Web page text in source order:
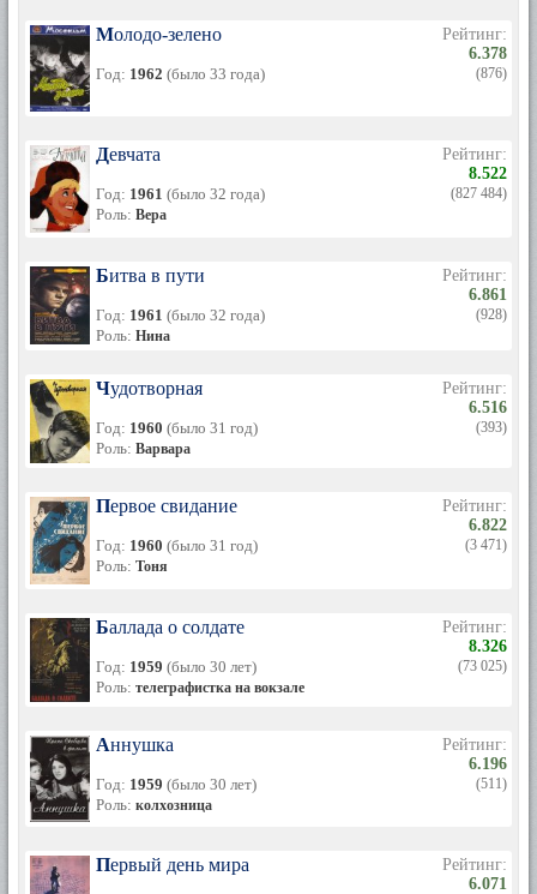
Молодо-зелено
Год: 1962 (было 33 года)
Рейтинг:
6.378
(876)
Девчата
Год: 1961 (было 32 года)
Роль: Вера
Рейтинг:
8.522
(827 484)
Битва в пути
Год: 1961 (было 32 года)
Роль: Нина
Рейтинг:
6.861
(928)
Чудотворная
Год: 1960 (было 31 год)
Роль: Варвара
Рейтинг:
6.516
(393)
Первое свидание
Год: 1960 (было 31 год)
Роль: Тоня
Рейтинг:
6.822
(3 471)
Баллада о солдате
Год: 1959 (было 30 лет)
Роль: телеграфистка на вокзале
Рейтинг:
8.326
(73 025)
Аннушка
Год: 1959 (было 30 лет)
Роль: колхозница
Рейтинг:
6.196
(511)
Первый день мира
Рейтинг:
6.071